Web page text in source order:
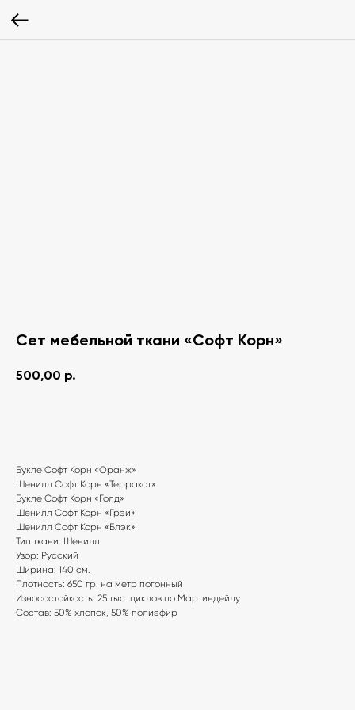
Сет мебельной ткани «Софт Корн»
500,00 р.
Букле Софт Корн «Оранж»
Шенилл Софт Корн «Терракот»
Букле Софт Корн «Голд»
Шенилл Софт Корн «Грэй»
Шенилл Софт Корн «Блэк»
Тип ткани: Шенилл
Узор: Русский
Ширина: 140 см.
Плотность: 650 гр. на метр погонный
Износостойкость: 25 тыс. циклов по Мартиндейлу
Состав: 50% хлопок, 50% полиэфир